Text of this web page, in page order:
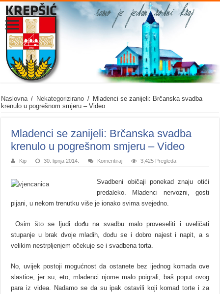
Naslovna / Nekategorizirano / Mladenci se zanijeli: Brčanska svadba
krenulo u pogrešnom smjeru – Video
Mladenci se zanijeli: Brčanska svadba
krenulo u pogrešnom smjeru – Video
Kip 30. lipnja 2014. Komentiraj 3,425 Pregleda
Svadbeni običaji ponekad znaju otići
predaleko. Mladenci nervozni, gosti
pijani, u nekom trenutku više je ionako svima svejedno.
Osim što se ljudi dođu na svadbu malo proveseliti i uveličati
stupanje u brak dvoje mladih, dođu se i dobro najest i napit, a s
velikim nestrpljenjem očekuje se i svadbena torta.
No, uvijek postoji mogućnost da ostanete bez ijednog komada ove
slastice, jer su, eto, mladenci njome malo poigrali, baš poput ovog
para iz videa. Nadamo se da su ipak ostavili koji komad torte i za